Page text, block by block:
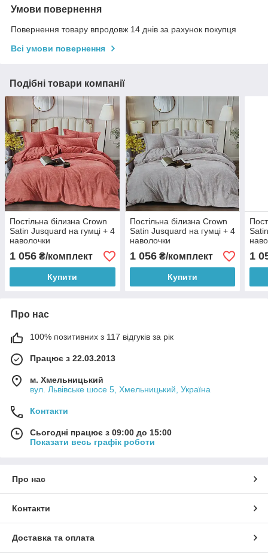
Умови повернення
Повернення товару впродовж 14 днів за рахунок покупця
Всі умови повернення
Подібні товари компанії
Постільна білизна Crown
Satin Jusquard на гумці + 4
наволочки
1 056 ₴/комплект
Купити
Постільна білизна Crown
Satin Jusquard на гумці + 4
наволочки
1 056₴/комплект
Купити
1
Про нас
100% позитивних з 117 відгуків за рік
Працює з 22.03.2013
м. Хмельницький
вул. Львівське шосе 5, Хмельницький, Україна
Контакти
Сьогодні працює з 09:00 до 15:00
Показати весь графік роботи
Про нас
Контакти
Доставка та оплата